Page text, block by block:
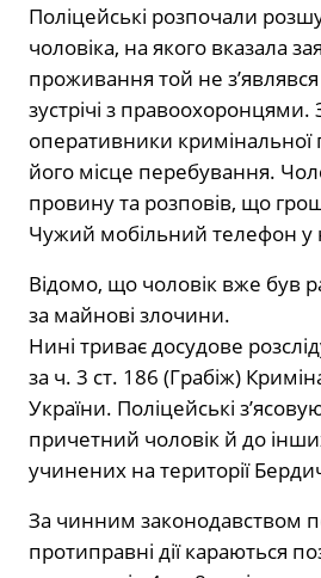
Поліцейські розпочали
чоловіка, на якого вказала
проживання той не з’являвся
зустрічі з
оперативники кримінальної
його місце перебування.
провину та розповів, що
Чужий мобільний телефон у
Відомо, що чоловік вже був
за майнові злочини.
Нині триває досудове
за ч. 3 ст. 186 (Грабіж)
України. Поліцейські
причетний чоловік й до
учинених на території
За чинним законодавством
протиправні дії караються